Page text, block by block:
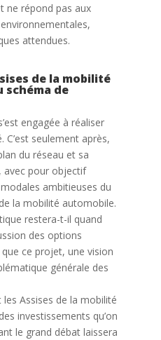
ne répond pas aux
attendues.
de la mobilité
schéma de
engagée à réaliser
C’est seulement après,
du réseau et sa
avec pour objectif
ambitieuses du
la mobilité automobile.
restera-t-il quand
des options
ce projet, une vision
générale des
Assises de la mobilité
investissements qu’on
le grand débat laissera